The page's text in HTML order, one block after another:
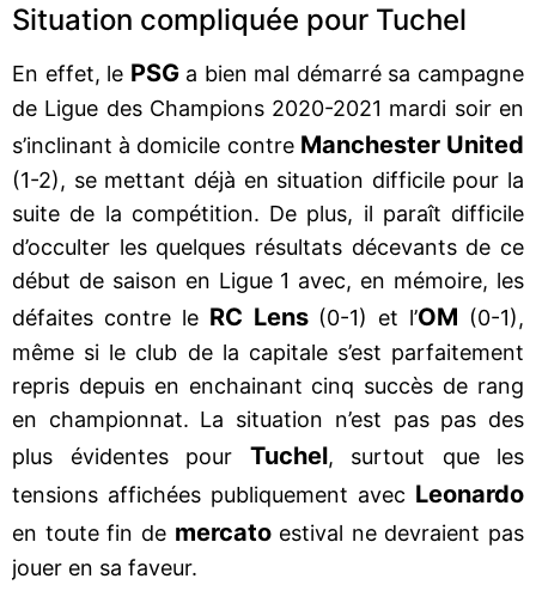
Situation compliquée pour Tuchel
En effet, le PSGa bien mal démarré sa campagne
de Ligue des Champions 2020-2021 mardi soir en
s’inclinant à domicile contre Manchester United
(1-2), se mettant déjà en situation difficile pour la
suite de la compétition. De plus, il paraît difficile
d’occulter les quelques résultats décevants de ce
début de saison en Ligue 1 avec, en mémoire, les
défaites contre leRC Lens(0-1) et l’OM (0-1),
même si le club de la capitale s’est parfaitement
repris depuis en enchainant cinq succès de rang
en championnat. La situation n’est pas pas des
plus évidentes pour Tuchel, surtout que les
tensions affichées publiquement avec Leonardo
en toute fin de mercatoestival ne devraient pas
jouer en sa faveur.